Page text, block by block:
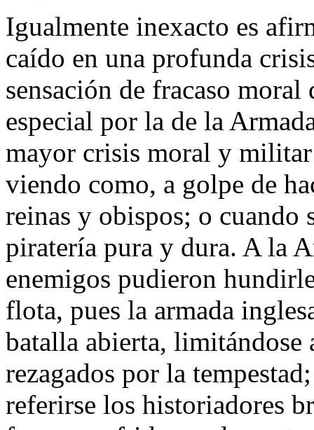
Igualmente inexacto es
caído en una profunda
sensación de fracaso
especial por la de la
mayor crisis moral y
viendo como, a golpe de
reinas y obispos; o cuando
piratería pura y dura. A la
enemigos pudieron
flota, pues la armada
batalla abierta, limitándose
rezagados por la
referirse los historiadores